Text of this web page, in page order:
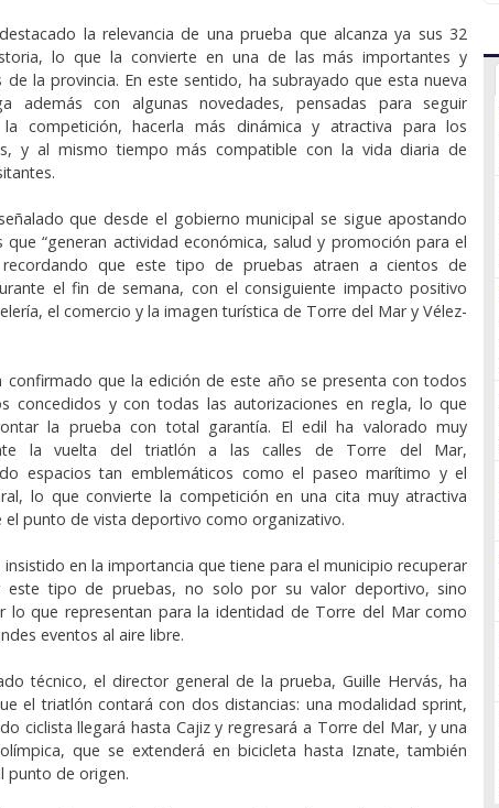
la relevancia de una prueba que alcanza ya sus 32
lo que la convierte en una de las más importantes y
de la provincia. En este sentido, ha subrayado que esta nueva
además con algunas novedades, pensadas para seguir
competición, hacerla más dinámica y atractiva para los
y al mismo tiempo más compatible con la vida diaria de
que desde el gobierno municipal se sigue apostando
que “generan actividad económica, salud y promoción para el
recordando que este tipo de pruebas atraen a cientos de
el fin de semana, con el consiguiente impacto positivo
el comercio y la imagen turística de Torre del Mar y Vélez-
confirmado que la edición de este año se presenta con todos
concedidos y con todas las autorizaciones en regla, lo que
la prueba con total garantía. El edil ha valorado muy
la vuelta del triatlón a las calles de Torre del Mar,
espacios tan emblemáticos como el paseo marítimo y el
lo que convierte la competición en una cita muy atractiva
el punto de vista deportivo como organizativo.
insistido en la importancia que tiene para el municipio recuperar
este tipo de pruebas, no solo por su valor deportivo, sino
lo que representan para la identidad de Torre del Mar como
eventos al aire libre.
técnico, el director general de la prueba, Guille Hervás, ha
el triatlón contará con dos distancias: una modalidad sprint,
ciclista llegará hasta Cajiz y regresará a Torre del Mar, y una
que se extenderá en bicicleta hasta Iznate, también
punto de origen.